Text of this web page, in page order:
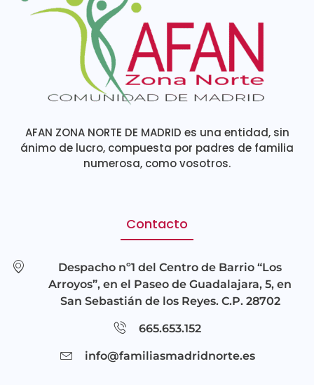
AFAN ZONA NORTE DE MADRID es una entidad, sin
ánimo de lucro, compuesta por padres de familia
numerosa, como vosotros.
Contacto
Despacho nº1 del Centro de Barrio “Los
Arroyos”, en el Paseo de Guadalajara, 5, en
San Sebastián de los Reyes. C.P. 28702
665.653.152
info@familiasmadridnorte.es